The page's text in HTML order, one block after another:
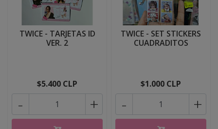
TWICE - TARJETAS ID
VER. 2
$5.400 CLP
+
-
TWICE - SET STICKERS
CUADRADITOS
$1.000 CLP
+
-